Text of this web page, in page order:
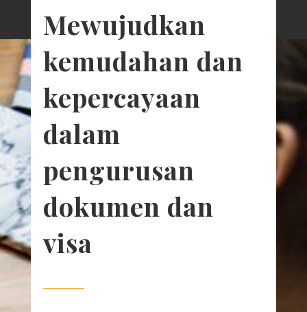
Mewujudkan
kemudahan dan
kepercayaan
dalam
pengurusan
dokumen dan
visa